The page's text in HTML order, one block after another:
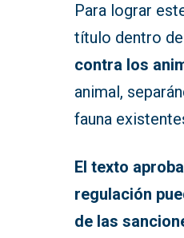
Para lograr
título dentro
contra los
animal,
fauna
El texto
regulación
de las